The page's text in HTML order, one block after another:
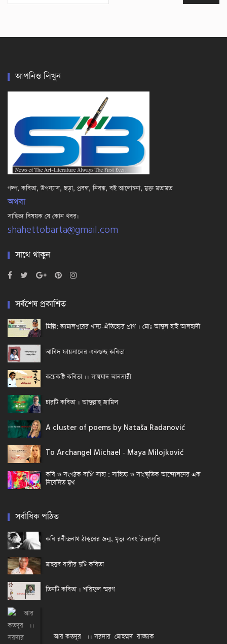
আপনিও লিখুন
গল্প, কবিতা, উপন্যাস, ছড়া, প্রবন্ধ, নিবন্ধ, বই আলোচনা, মুক্ত মতামত
অথবা
সাহিত্য বিষয়ক যে কোন খবর।
shahettobarta@gmail.com
সাথে থাকুন
সর্বশেষ প্রকাশিত
মিল্লি: জামালপুরের খাদ্য-ঐতিহ্যের প্রাণ । মোঃ আব্দুল হাই আলহাদী
আবিদ ফায়সালের একগুচ্ছ কবিতা
কয়েকটি কবিতা ।। সাযযাদ আনসারী
চারটি কবিতা । আব্দুল্লাহ্ জামিল
A cluster of poems by Nataša Radanović
To Archangel Michael - Maya Milojković
কবি ও সংগঠক বাপ্পি সাহা : সাহিত্য ও সাংস্কৃতিক আন্দোলনের এক
নিবেদিত মুখ
সর্বাধিক পঠিত
কবি রবীন্দ্রনাথ ঠাকুরের জন্ম, মৃত্যু এবং উত্তরসূরি
মাহবুব বারীর দুটি কবিতা
তিনটি কবিতা । শরিফুল স্মরণ
আর কতদূর ।। সরদার মোহম্মদ রাজ্জাক